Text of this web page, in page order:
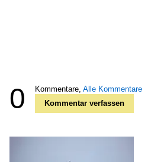
0 Kommentare, Alle Kommentare
Kommentar verfassen